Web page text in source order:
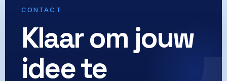
CONTACT
Klaar om jouw
idee te